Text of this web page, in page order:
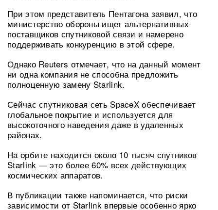
При этом представитель Пентагона заявил, что
министерство обороны ищет альтернативных
поставщиков спутниковой связи и намерено
поддерживать конкуренцию в этой сфере.
Однако Reuters отмечает, что на данный момент
ни одна компания не способна предложить
полноценную замену Starlink.
Сейчас спутниковая сеть SpaceX обеспечивает
глобальное покрытие и используется для
высокоточного наведения даже в удаленных
районах.
На орбите находится около 10 тысяч спутников
Starlink — это более 60% всех действующих
космических аппаратов.
В публикации также напоминается, что риски
зависимости от Starlink впервые особенно ярко